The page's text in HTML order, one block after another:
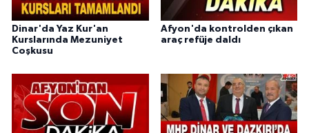
Dinar'da Yaz Kur'an
Kurslarında Mezuniyet
Coşkusu
Afyon'da kontrolden çıkan
araç refüje daldı